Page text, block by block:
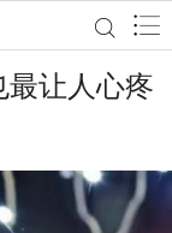
最让人心疼